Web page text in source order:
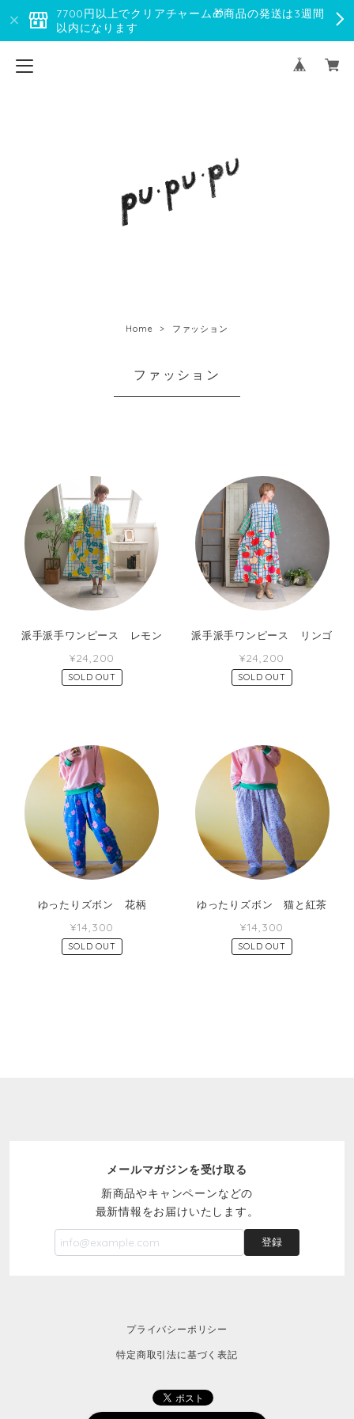
7700円以上でクリアチャーム🎁商品の発送は3週間
以内になります
Home ファッション
ファッション
派手派手ワンピース レモン
¥24,200
SOLD OUT
派手派手ワンピース リンゴ
¥24,200
SOLD OUT
ゆったりズボン 花柄
¥14,300
SOLD OUT
ゆったりズボン 猫と紅茶
¥14,300
SOLD OUT
メールマガジンを受け取る
新商品やキャンペーンなどの
最新情報をお届けいたします。
登録
プライバシーポリシー
特定商取引法に基づく表記